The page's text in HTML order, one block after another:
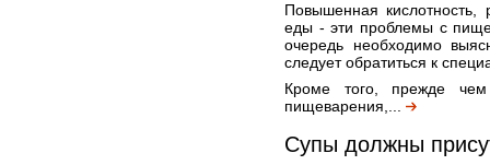
Повышенная кислотность,
еды - эти проблемы с
очередь необходимо
следует обратиться к
Кроме того, прежде чем
пищеварения,...
Супы должны